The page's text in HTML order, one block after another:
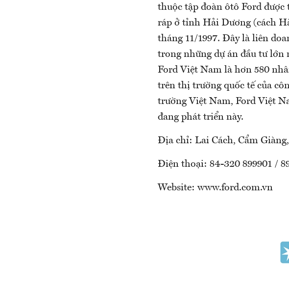
thuộc tập đoàn ôtô Ford
ráp ở tỉnh Hải Dương (cách
tháng 11/1997. Đây là liên
trong những dự án đầu tư lớn
Ford Việt Nam là hơn 580
trên thị trường quốc tế của
trường Việt Nam, Ford Việt
đang phát triển này.
Địa chỉ: Lai Cách, Cẩm
Điện thoại: 84-320 899901 /
Website: www.ford.com.vn